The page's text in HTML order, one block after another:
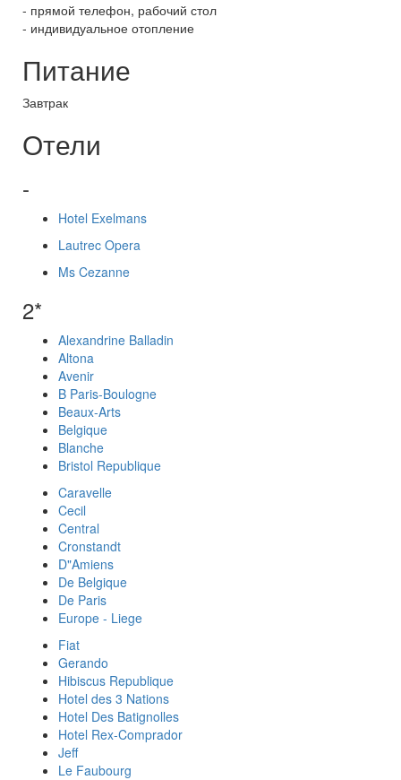
- прямой телефон, рабочий стол
- индивидуальное отопление
Питание
Завтрак
Отели
-
Hotel Exelmans
Lautrec Opera
Ms Cezanne
2*
Alexandrine Balladin
Altona
Avenir
B Paris-Boulogne
Beaux-Arts
Belgique
Blanche
Bristol Republique
Caravelle
Cecil
Central
Cronstandt
D"Amiens
De Belgique
De Paris
Europe - Liege
Fiat
Gerando
Hibiscus Republique
Hotel des 3 Nations
Hotel Des Batignolles
Hotel Rex-Comprador
Jeff
Le Faubourg